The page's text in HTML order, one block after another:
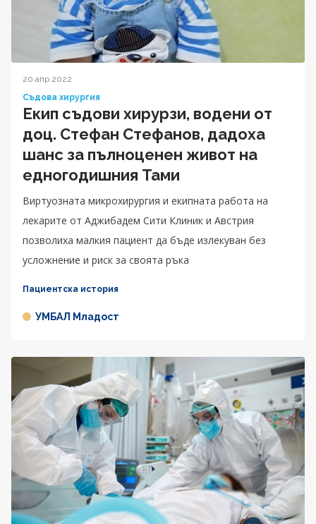
20 апр 2022
Съдова хирургия
Екип съдови хирурзи, водени от
доц. Стефан Стефанов, дадоха
шанс за пълноценен живот на
едногодишния Тами
Виртуозната микрохирургия и екипната работа на
лекарите от Аджибадем Сити Клиник и Австрия
позволиха малкия пациент да бъде излекуван без
усложнение и риск за своята ръка
Пациентска история
УМБАЛ Младост